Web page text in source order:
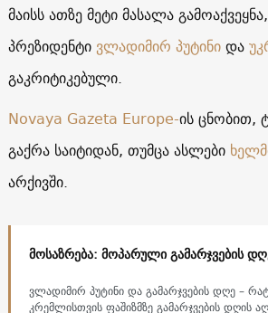
მაისს ათზე მეტი მასალა
პრეზიდენტივლადიმირ პუტინიდა
გაკრიტიკებული.
Novaya Gazeta Europe-ის ცნობით,
გაქრა საიტიდან, თუმცა ასლები
არქივში.
მოსაზრება: მოპარული გამარჯვების
ვლადიმირ პუტინი და გამარჯვების დღე –
კრემლისთვის ფაშიზმზე გამარჯვების დღის